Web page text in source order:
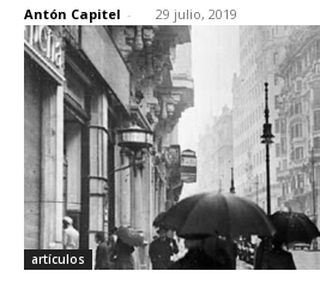
Antón Capitel - 29 julio, 2019
artículos